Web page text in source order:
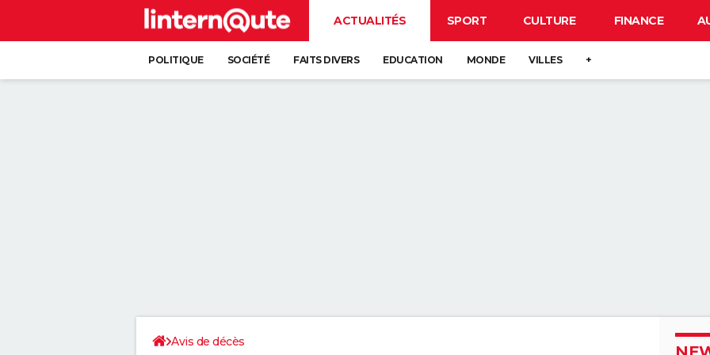
ACTUALITÉS SPORT CULTURE FINANCE
POLITIQUE SOCIÉTÉ FAITS DIVERS EDUCATION MONDE VILLES +
Avis de décès